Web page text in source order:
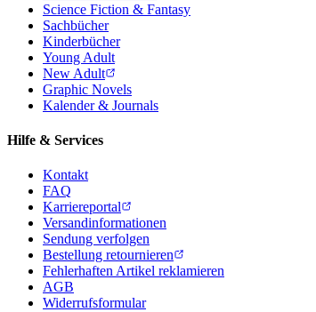
Science Fiction & Fantasy
Sachbücher
Kinderbücher
Young Adult
New Adult
Graphic Novels
Kalender & Journals
Hilfe & Services
Kontakt
FAQ
Karriereportal
Versandinformationen
Sendung verfolgen
Bestellung retournieren
Fehlerhaften Artikel reklamieren
AGB
Widerrufsformular